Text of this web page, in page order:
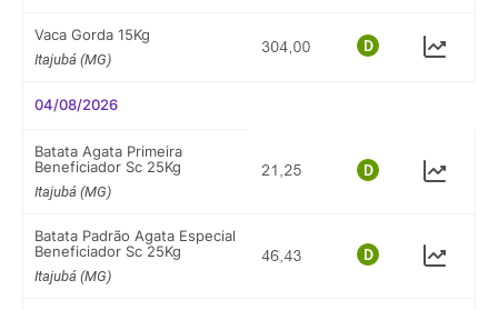
Vaca Gorda 15Kg
Itajubá (MG)
04/08/2026
Batata Agata Primeira
Beneficiador Sc 25Kg
Itajubá (MG)
Batata Padrão Agata Especial
Beneficiador Sc 25Kg
Itajubá (MG)